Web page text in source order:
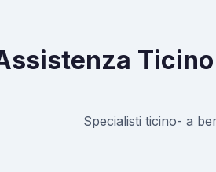
Specialisti ticino- a